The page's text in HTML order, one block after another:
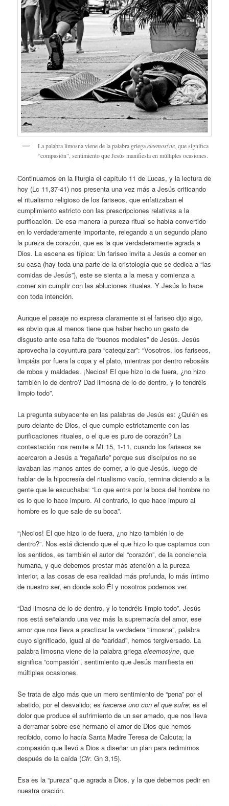
La palabra limosna viene de la palabra griegaeleemosýne , que significa
“compasión”, sentimiento que Jesús manifiesta en múltiples ocasiones.
Continuamos en la liturgia el capítulo 11 de Lucas, y la lectura de
hoy (Lc 11,37-41) nos presenta una vez más a Jesús criticando
el ritualismo religioso de los fariseos, que enfatizaban el
cumplimiento estricto con las prescripciones relativas a la
purificación. De esa manera la pureza ritual se había convertido
en lo verdaderamente importante, relegando a un segundo plano
la pureza de corazón, que es la que verdaderamente agrada a
Dios. La escena es típica: Un fariseo invita a Jesús a comer en
su casa (hay toda una parte de la cristología que se dedica a “las
comidas de Jesús”), este se sienta a la mesa y comienza a
comer sin cumplir con las abluciones rituales. Y Jesús lo hace
con toda intención.
Aunque el pasaje no expresa claramente si el fariseo dijo algo,
es obvio que al menos tiene que haber hecho un gesto de
disgusto ante esa falta de “buenos modales” de Jesús. Jesús
aprovecha la coyuntura para “catequizar”: “Vosotros, los fariseos,
limpiáis por fuera la copa y el plato, mientras por dentro rebosáis
de robos y maldades. ¡Necios! El que hizo lo de fuera, ¿no hizo
también lo de dentro? Dad limosna de lo de dentro, y lo tendréis
limpio todo”.
La pregunta subyacente en las palabras de Jesús es: ¿Quién es
puro delante de Dios, el que cumple estrictamente con las
purificaciones rituales, o el que es puro de corazón? La
contestación nos remite a Mt 15, 1-11, cuando los fariseos se
acercaron a Jesús a “regañarle” porque sus discípulos no se
lavaban las manos antes de comer, a lo que Jesús, luego de
hablar de la hipocresía del ritualismo vacío, termina diciendo a la
gente que le escuchaba: “Lo que entra por la boca del hombre no
es lo que lo hace impuro. Al contrario, lo que hace impuro al
hombre es lo que sale de su boca”.
“¡Necios! El que hizo lo de fuera, ¿no hizo también lo de
dentro?”. Nos está diciendo que el que hizo lo que captamos con
los sentidos, es también el autor del “corazón”, de la conciencia
humana, y que debemos prestar más atención a la pureza
interior, a las cosas de esa realidad más profunda, lo más íntimo
de nuestro ser, en donde solo Él y nosotros podemos ver.
“Dad limosna de lo de dentro, y lo tendréis limpio todo”. Jesús
nos está señalando una vez más la supremacía del amor, ese
amor que nos lleva a practicar la verdadera “limosna”, palabra
cuyo significado, igual al de “caridad”, hemos tergiversado. La
palabra limosna viene de la palabra griegaeleemosýne, que
significa “compasión”, sentimiento que Jesús manifiesta en
múltiples ocasiones.
Se trata de algo más que un mero sentimiento de “pena” por el
abatido, por el desvalido; eshacerse uno con el que sufre; es el
dolor que produce el sufrimiento de un ser amado, que nos lleva
a derramar sobre ese hermano el amor de Dios que hemos
recibido, como lo hacía Santa Madre Teresa de Calcuta; la
compasión que llevó a Dios a diseñar un plan para redimirnos
después de la caída (Cfr. Gn 3,15).
Esa es la “pureza” que agrada a Dios, y la que debemos pedir en
nuestra oración.